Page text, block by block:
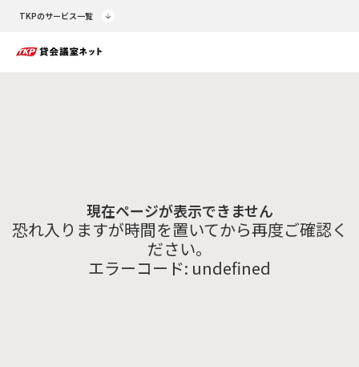
TKPのサービス一覧
現在ページが表示できません
恐れ入りますが時間を置いてから再度ご確認く
ださい。
エラーコード: undefined